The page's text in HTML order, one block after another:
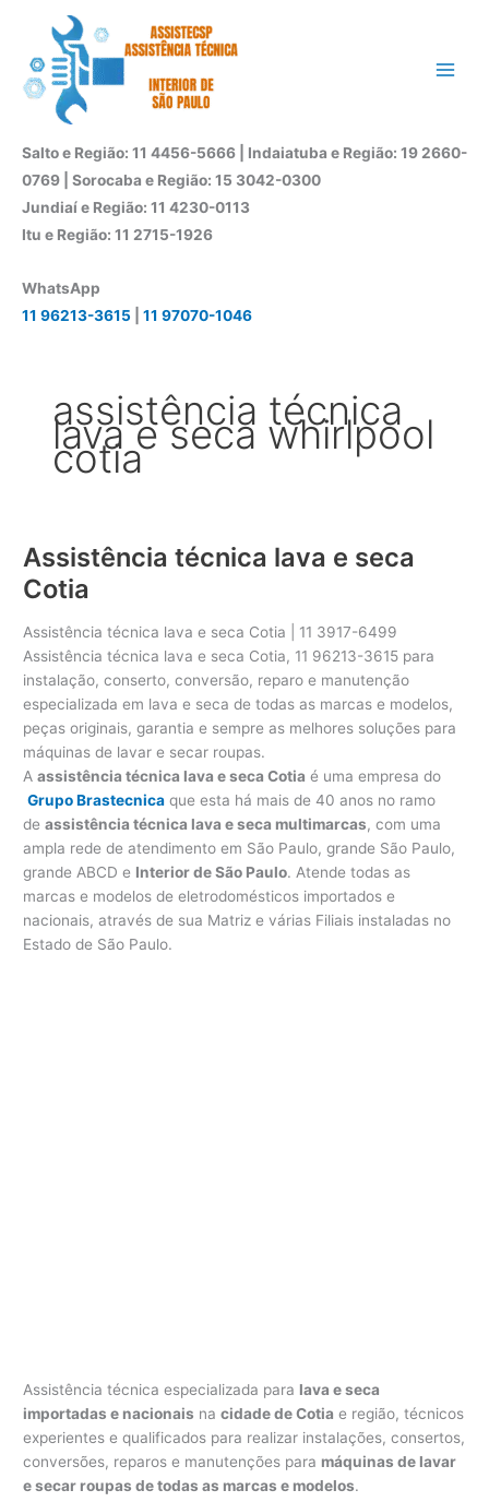
conteúdo
Salto e Região: 11 4456-5666 | Indaiatuba e Região: 19 2660-
0769 | Sorocaba e Região: 15 3042-0300
Jundiaí e Região: 11 4230-0113
Itu e Região: 11 2715-1926
WhatsApp
11 96213-3615
11 97070-1046
assistência técnica
lava e seca whirlpool
cotia
Assistência técnica lava e seca
Cotia
Assistência técnica lava e seca Cotia | 11 3917-6499
Assistência técnica lava e seca Cotia, 11 96213-3615 para
instalação, conserto, conversão, reparo e manutenção
especializada em lava e seca de todas as marcas e modelos,
peças originais, garantia e sempre as melhores soluções para
máquinas de lavar e secar roupas.
Aassistência técnica lava e seca Cotia é uma empresa do
Grupo Brastecnica que esta há mais de 40 anos no ramo
deassistência técnica lava e seca multimarcas, com uma
ampla rede de atendimento em São Paulo, grande São Paulo,
grande ABCD e Interior de São Paulo. Atende todas as
marcas e modelos de eletrodomésticos importados e
nacionais, através de sua Matriz e várias Filiais instaladas no
Estado de São Paulo.
Assistência técnica especializada para lava e seca
importadas e nacionais nacidade de Cotia e região, técnicos
experientes e qualificados para realizar instalações, consertos,
conversões, reparos e manutenções para máquinas de lavar
e secar roupas de todas as marcas e modelos.